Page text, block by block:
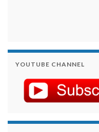
YOUTUBE CHANNEL